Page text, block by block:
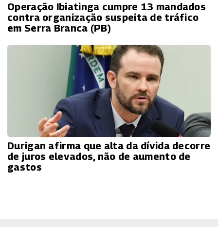
Operação Ibiatinga cumpre 13 mandados
contra organização suspeita de tráfico
em Serra Branca (PB)
Durigan afirma que alta da dívida decorre
de juros elevados, não de aumento de
gastos